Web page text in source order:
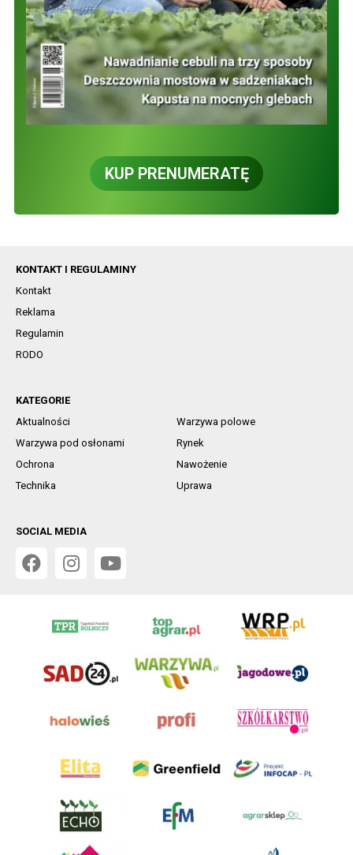
KUP PRENUMERATĘ
KONTAKT I REGULAMINY
Kontakt
Reklama
Regulamin
RODO
KATEGORIE
Aktualności
Warzywa polowe
Warzywa pod osłonami
Rynek
Ochrona
Nawożenie
Technika
Uprawa
SOCIAL MEDIA